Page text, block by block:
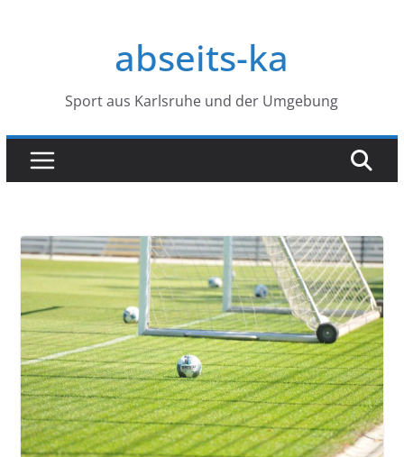
abseits-ka
Sport aus Karlsruhe und der Umgebung